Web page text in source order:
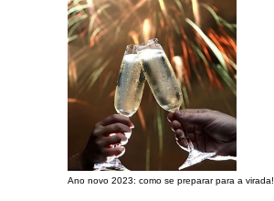
Ano novo 2023: como se preparar para a virada!